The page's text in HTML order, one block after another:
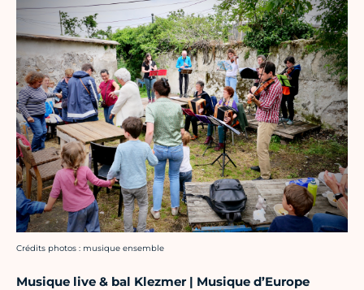
Crédit photo :
Crédits photos : musique ensemble
Musique live & bal Klezmer | Musique d’Europe